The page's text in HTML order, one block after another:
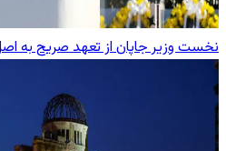
نخست وزیر جاپان از تعهد صریح به